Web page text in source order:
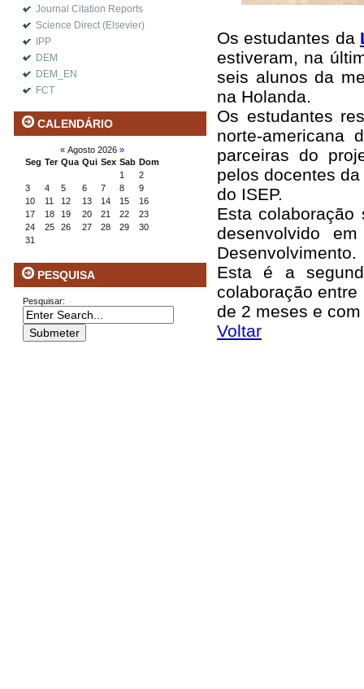
Journal Citation Reports
Science Direct (Elsevier)
IPP
DEM
DEM_EN
FCT
CALENDÁRIO
« Agosto 2026 »
Seg Ter Qua Qui Sex Sab Dom
1
2
3
4 5 6 7 8
9
10
11 12 13 14 15
16
17
18 19 20 21 22
23
24
25 26 27 28 29
30
31
PESQUISA
Pesquisar:
Os estudantes da
estiveram, na
seis alunos da
na Holanda.
Os estudantes
norte-americana
parceiras do
pelos docentes
do ISEP.
Esta
desenvolvido
Desenvolvimento.
Esta é a
colaboração
de 2 meses e
Voltar